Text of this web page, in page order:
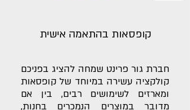
קופסאות בהתאמה אישית
חברת גור פרינט שמחה להציג בפניכם
קולקציה עשירה במיוחד של קופסאות
ומארזים לשימושים רבים, בין אם
מדובר במוצרים הנמכרים בחנות,